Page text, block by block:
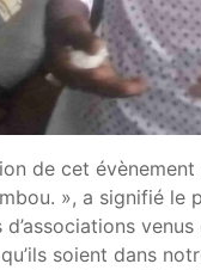
de cet
», a signifié le
d’associations
soient dans